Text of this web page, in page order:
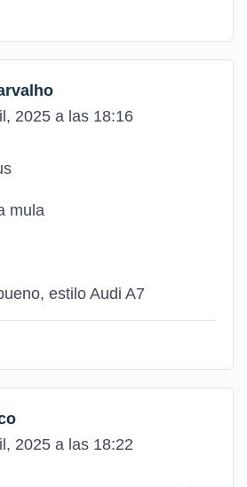
2025 a las 18:16
mula
estilo Audi A7
2025 a las 18:22